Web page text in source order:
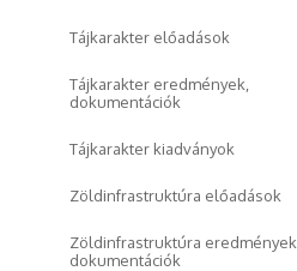
Tájkarakter előadások
Tájkarakter eredmények,
dokumentációk
Tájkarakter kiadványok
Zöldinfrastruktúra előadások
Zöldinfrastruktúra eredmények,
dokumentációk